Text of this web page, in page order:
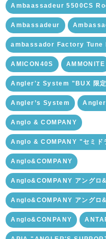
Ambaassadeur 5500CS
Ambassadeur
ambassador Factory Tune
AMICON40S AMMONITE
Angler'z System "BUX 限
Angler’s System
Anglo & COMPANY
Anglo & COMPANY "セミド
Anglo&COMPANY
Anglo&COMPANY アングロ
Anglo&COMPANY アングロ
Anglo&CONPANY